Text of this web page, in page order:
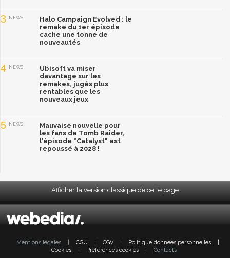
3 NEWS
Halo Campaign Evolved : le
remake du 1er épisode
cache une tonne de
nouveautés
4 NEWS
Ubisoft va miser
davantage sur les
remakes, jugés plus
rentables que les
nouveaux jeux
5 NEWS
Mauvaise nouvelle pour
les fans de Tomb Raider,
l'épisode "Catalyst" est
repoussé à 2028 !
Afficher la version classique de cette page
Mentions légales CGU CGV Politique données personnelles
Cookies
Préférences cookies Contacts